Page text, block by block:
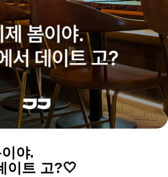
야.
이트 고?🤍